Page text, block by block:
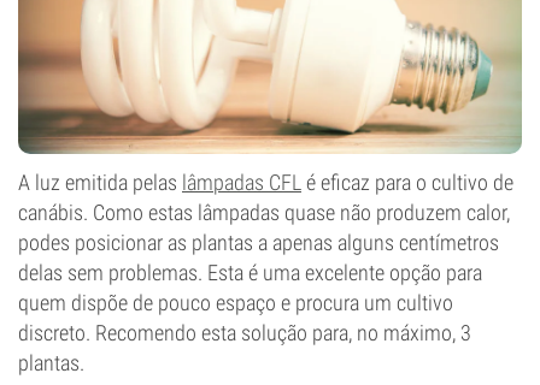
A luz emitida pelas lâmpadas CFL é eficaz para o cultivo de
canábis. Como estas lâmpadas quase não produzem calor,
podes posicionar as plantas a apenas alguns centímetros
delas sem problemas. Esta é uma excelente opção para
quem dispõe de pouco espaço e procura um cultivo
discreto. Recomendo esta solução para, no máximo, 3
plantas.